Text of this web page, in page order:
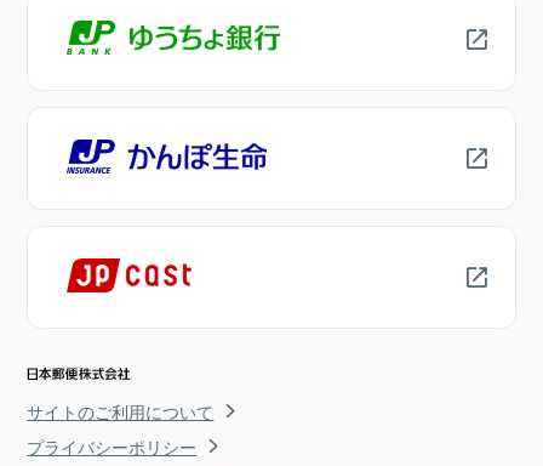
サイトのご利用について
プライバシーポリシー